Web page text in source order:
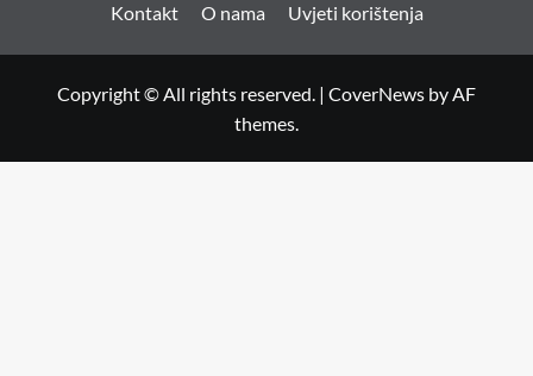
Kontakt O nama Uvjeti korištenja
Copyright © All rights reserved. | CoverNews by AF
themes.